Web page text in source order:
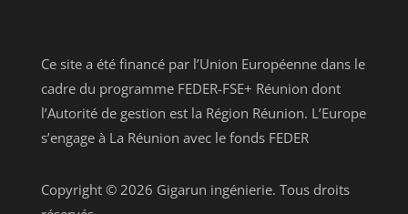
Ce site a été financé par l’Union Européenne dans le
cadre du programme FEDER-FSE+ Réunion dont
l’Autorité de gestion est la Région Réunion. L’Europe
s’engage à La Réunion avec le fonds FEDER
Copyright © 2026 Gigarun ingénierie. Tous droits